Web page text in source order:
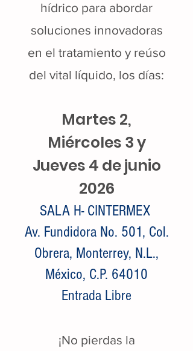
hídrico para abordar
soluciones innovadoras
en el tratamiento y reúso
del vital líquido, los días:
Martes 2,
Miércoles 3 y
Jueves 4 de junio
2026
SALA H- CINTERMEX
Av. Fundidora No. 501, Col.
Obrera, Monterrey, N.L.,
México, C.P. 64010
Entrada Libre
¡No pierdas la